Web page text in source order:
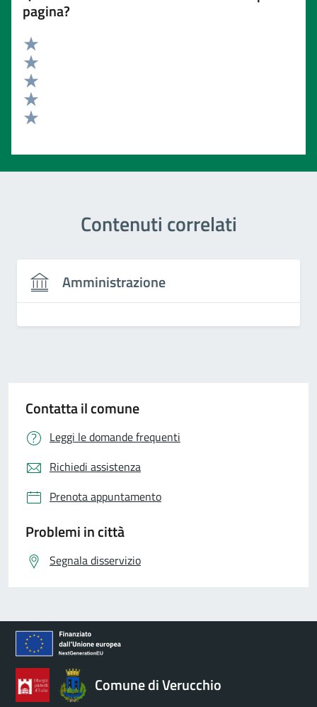
pagina?
Valuta 5 stelle su 5
Valuta 4 stelle su 5
Valuta 3 stelle su 5
Valuta 2 stelle su 5
Contenuti correlati
Amministrazione
Contatta il comune
Leggi le domande frequenti
Richiedi assistenza
Prenota appuntamento
Problemi in città
Segnala disservizio
Comune di Verucchio